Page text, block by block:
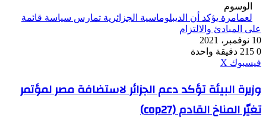
الوسوم
لعمامرة يؤكد أن الديبلوماسية الجزائرية تمارس سياسة قائمة
على المبادئ والالتزام
10 نوفمبر، 2021
0
دقيقة واحدة
فيسبوك ‫X
وزيرة
البيئة
تؤكد
دعم
وزيرة البيئة تؤكد دعم الجزائر لاستضافة مصر لمؤتمر
تغيّر المناخ القادم (cop27)